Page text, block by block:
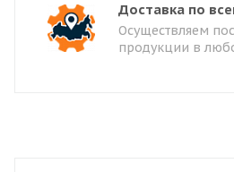
Доставка по
Осуществляем
продукции в